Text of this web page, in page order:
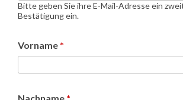
Bitte geben Sie ihre E-Mail-Adresse ein
Bestätigung ein.
Vorname *